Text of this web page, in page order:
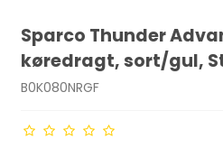
Sparco Thunder
køredragt, sort/gul,
B0K080NRGF